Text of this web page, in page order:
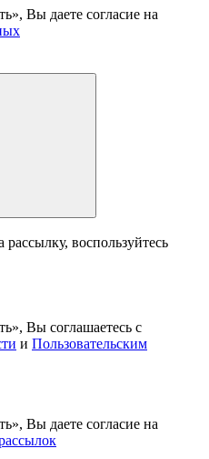
Вы даете согласие на
воспользуйтесь
Вы соглашаетесь с
и Пользовательским
Вы даете согласие на